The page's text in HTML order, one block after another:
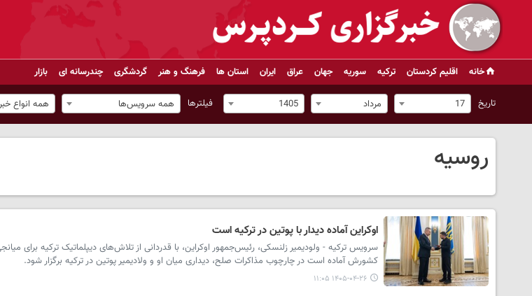
خانه اقلیم کردستان ترکیه سوریه جهان عراق ایران استان ها فرهنگ و هنر گردشگری چندرسانه ای بازار
تاریخ 17 مرداد 1405 فیلترها همه سرویس‌ها همه انواع خبر
روسیه
اوکراین آماده دیدار با پوتین در ترکیه است
سرویس ترکیه - ولودیمیر زلنسکی، رئیس‌جمهور اوکراین، با قدردانی از تلاش‌های دیپلماتیک ترکیه برای
کشورش آماده است در چارچوب مذاکرات صلح، دیداری میان او و ولادیمیر پوتین در ترکیه برگزار شود.
۱۴۰۵-۰۴-۲۶ ۱۱:۰۵